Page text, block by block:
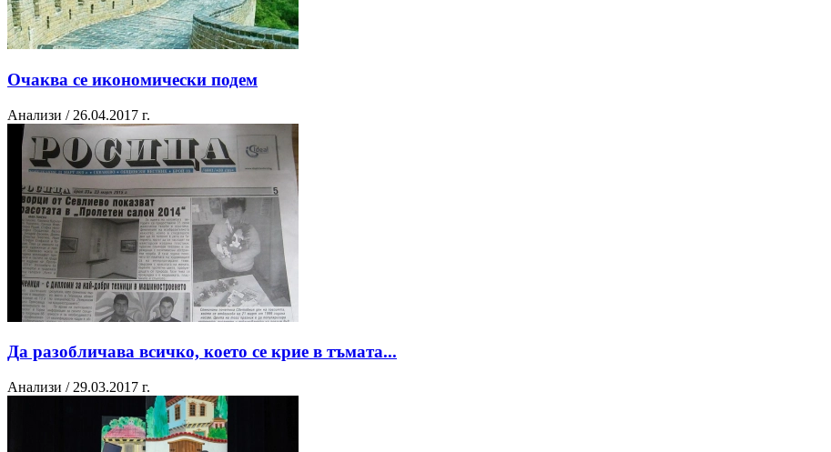
Очаква се икономически подем
Анализи / 26.04.2017 г.
Да разобличава всичко, което се крие в тъмата...
Анализи / 29.03.2017 г.